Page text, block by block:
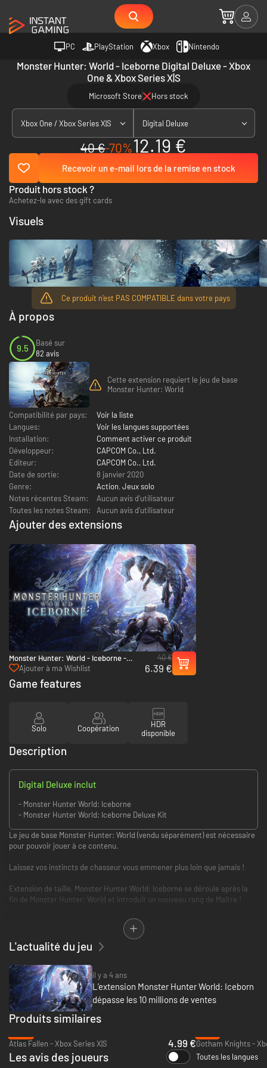
PC PlayStation Xbox Nintendo
Monster Hunter: World - Iceborne Digital Deluxe - Xbox
One & Xbox Series X|S
Microsoft Store Hors stock
Xbox One / Xbox Series X|S Digital Deluxe
40 €-70%12.19 €
Recevoir un e-mail lors de la remise en stock
Ce produit n'est PAS COMPATIBLE dans votre pays
Produit hors stock ?
Achetez-le avec des gift cards
À propos
9.5
Basé sur
82 avis
Cette extension requiert le jeu de base
Monster Hunter: World
Compatibilité par pays:
Voir la liste
Langues:
Voir les langues supportées
Installation:
Comment activer ce produit
Développeur:
CAPCOM Co., Ltd.
Editeur:
CAPCOM Co., Ltd.
Date de sortie:
8 janvier 2020
Genre:
Action, Jeux solo
Notes récentes Steam:
Aucun avis d'utilisateur
Toutes les notes Steam:
Aucun avis d'utilisateur
Ajouter des extensions
Monster Hunter: World - Iceborne -
Xbox One & Xbox Series X|S
Ajouter à ma Wishlist
40 €
6.39 €
Visuels
Game features
Solo Coopération
HDR
disponible
Description
Digital Deluxe inclut
- Monster Hunter World: Iceborne
- Monster Hunter World: Iceborne Deluxe Kit
Le jeu de base Monster Hunter: World (vendu séparément) est nécessaire
pour pouvoir jouer à ce contenu.
Laissez vos instincts de chasseur vous emmener plus loin que jamais !
Extension de taille, Monster Hunter World: Iceborne se déroule après la
fin de Monster Hunter: World et introduit un nouveau rang de Maître !
De nouveaux monstres, quêtes, armes, armures et scénarios vous
attendent ! Vous allez pouvoir vous surpasser !
Contenu de l'édition Deluxe (numérique) de Monster Hunter World:
Iceborne :
- Extension Monster Hunter World: Iceborne
- Pack Deluxe Monster Hunter World: Iceborne
- Armure spéciale - Chevalier d'argent
- 3 émotes
- 2 sets de stickers
- 1 coiffure
- 1 décor pour personnaliser votre maison
L'actualité du jeu
il y a 4 ans
L’extension Monster Hunter World: Iceborn
dépasse les 10 millions de ventes
Produits similaires
Atlas Fallen - Xbox Series X|S
4.99 €Gotham Knights -
Les avis des joueurs Toutes les langues